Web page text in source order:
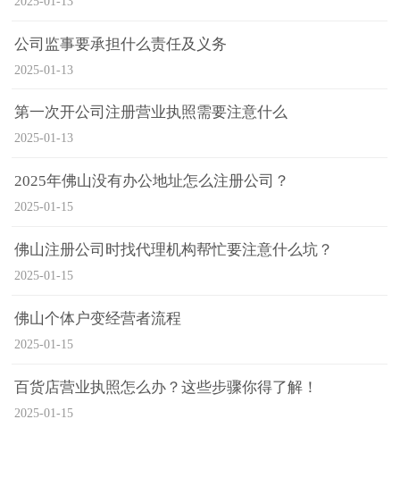
公司监事要承担什么责任及义务
2025-01-13
第一次开公司注册营业执照需要注意什么
2025-01-13
2025年佛山没有办公地址怎么注册公司？
2025-01-15
佛山注册公司时找代理机构帮忙要注意什么坑？
2025-01-15
佛山个体户变经营者流程
2025-01-15
百货店营业执照怎么办？这些步骤你得了解！
2025-01-15